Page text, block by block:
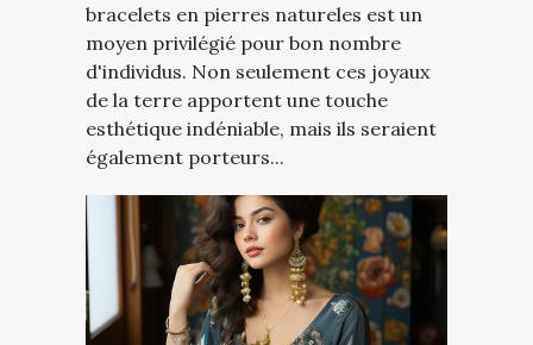
bracelets en pierres natureles est un
moyen privilégié pour bon nombre
d'individus. Non seulement ces joyaux
de la terre apportent une touche
esthétique indéniable, mais ils seraient
également porteurs...